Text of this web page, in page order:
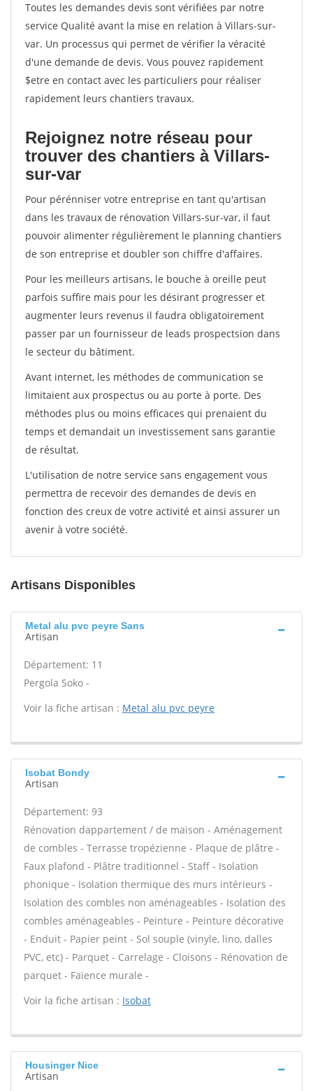
Toutes les demandes devis sont vérifiées par notre
service Qualité avant la mise en relation à Villars-sur-
var. Un processus qui permet de vérifier la véracité
d'une demande de devis. Vous pouvez rapidement
$etre en contact avec les particuliers pour réaliser
rapidement leurs chantiers travaux.
Rejoignez notre réseau pour
trouver des chantiers à Villars-
sur-var
Pour pérénniser votre entreprise en tant qu'artisan
dans les travaux de rénovation Villars-sur-var, il faut
pouvoir alimenter régulièrement le planning chantiers
de son entreprise et doubler son chiffre d'affaires.
Pour les meilleurs artisans, le bouche à oreille peut
parfois suffire mais pour les désirant progresser et
augmenter leurs revenus il faudra obligatoirement
passer par un fournisseur de leads prospectsion dans
le secteur du bâtiment.
Avant internet, les méthodes de communication se
limitaient aux prospectus ou au porte à porte. Des
méthodes plus ou moins efficaces qui prenaient du
temps et demandait un investissement sans garantie
de résultat.
L'utilisation de notre service sans engagement vous
permettra de recevoir des demandes de devis en
fonction des creux de votre activité et ainsi assurer un
avenir à votre société.
Artisans Disponibles
Metal alu pvc peyre Sans
Artisan
Département: 11
Pergola Soko -
Voir la fiche artisan : Metal alu pvc peyre
Isobat Bondy
Artisan
Département: 93
Rénovation dappartement / de maison - Aménagement
de combles - Terrasse tropézienne - Plaque de plâtre -
Faux plafond - Plâtre traditionnel - Staff - Isolation
phonique - Isolation thermique des murs intérieurs -
Isolation des combles non aménageables - Isolation des
combles aménageables - Peinture - Peinture décorative
- Enduit - Papier peint - Sol souple (vinyle, lino, dalles
PVC, etc) - Parquet - Carrelage - Cloisons - Rénovation de
parquet - Faïence murale -
Voir la fiche artisan : Isobat
Housinger Nice
Artisan